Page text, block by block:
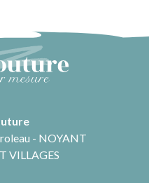
- NOYANT
VILLAGES